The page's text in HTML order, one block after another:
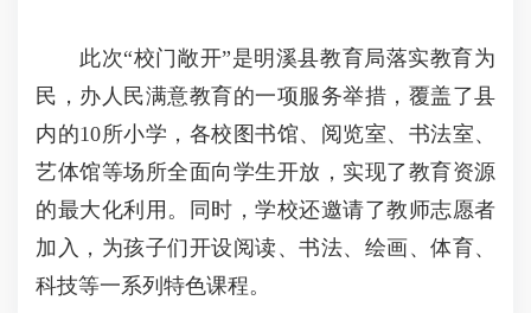
此次“校门敞开”是明溪县教育局落实教育为
民，办人民满意教育的一项服务举措，覆盖了县
内的10所小学，各校图书馆、阅览室、书法室、
艺体馆等场所全面向学生开放，实现了教育资源
的最大化利用。同时，学校还邀请了教师志愿者
加入，为孩子们开设阅读、书法、绘画、体育、
科技等一系列特色课程。